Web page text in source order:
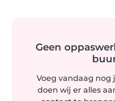
Geen
Voeg vandaag nog
doen wij er alles